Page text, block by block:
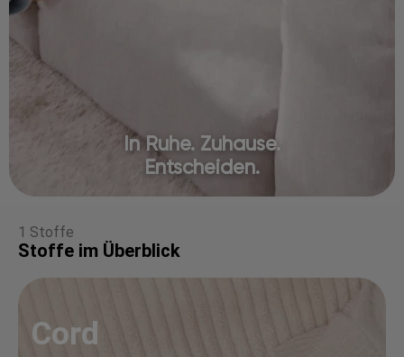
In Ruhe. Zuhause.
Entscheiden.
1 Stoffe
Stoffe im Überblick
Cord